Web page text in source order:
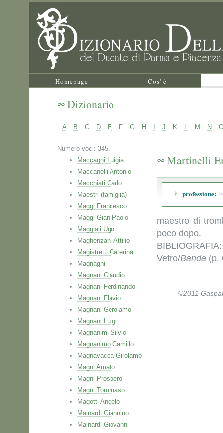
Homepage Cos' è
Dizionario
A B C D E F G H J K L M N O
Numero voci: 345.
Maccagni Luigia
Maccanelli Antonio
Macchiati Carlo
Maestri (famiglia)
Maggi Francesco
Maggi Gian Paolo
Maggiali Ugo
Maghenzani Attilio
Magistretti Caterina
Magnaghi
Magnani Claudio
Magnani Ferdinando
Magnani Flavio
Magnani Gerolamo
Magnani Luigi
Magnanimi Silvio
Magnanimo Camillo
Magnavacca Girolamo
Magni Amato
Magni Prospero
Magni Tommaso
Magotti Angelo
Mainardi Giannino
Mainardi Giovanni
Martinelli
professione:
maestro di
poco dopo.
BIBLIOGRAFIA:
Vetro/Banda (p.
©2011